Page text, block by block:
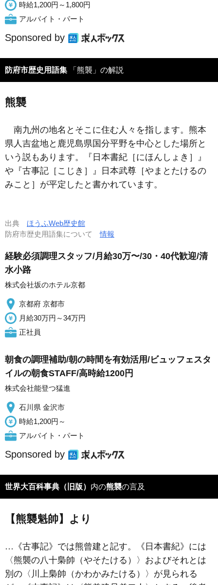
時給1,200円～1,800円
アルバイト・パート
Sponsored by
防府市歴史用語集 「熊襲」の解説
熊襲
南九州の地名とそこに住む人々を指します。熊本
県人吉盆地と鹿児島県国分平野を中心とした場所と
いう説もあります。『日本書紀［にほんしょき］』
や『古事記［こじき］』日本武尊［やまとたけるの
みこと］が平定したと書かれています。
出典 ほうふWeb歴史館
防府市歴史用語集について情報
経験必須調理スタッフ/月給30万〜/30・40代歓迎/清
水小路
株式会社坂のホテル京都
京都府 京都市
月給30万円～34万円
正社員
朝食の調理補助/朝の時間を有効活用/ビュッフェスタ
イルの朝食STAFF/高時給1200円
株式会社能登つ猛進
石川県 金沢市
時給1,200円～
アルバイト・パート
Sponsored by
世界大百科事典（旧版） 内の熊襲の言及
【熊襲魁帥】より
…《古事記》では熊曾建と記す。《日本書紀》には
〈熊襲の八十梟帥（やそたける）〉およびそれとは
別の〈川上梟帥（かわかみたける）〉が見られる